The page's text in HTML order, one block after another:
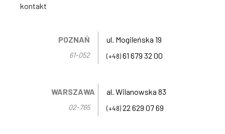
kontakt
POZNAŃ
61-052
ul. Mogileńska 19
(+48)61 679 32 00
WARSZAWA
02-765
al. Wilanowska 83
(+48)22 629 07 69